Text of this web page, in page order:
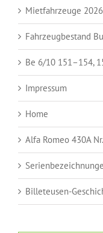
Mietfahrzeuge 2026
Fahrzeugbestand
Be 6/10 151–154,
Impressum
Home
Alfa Romeo 430A
Billeteusen-